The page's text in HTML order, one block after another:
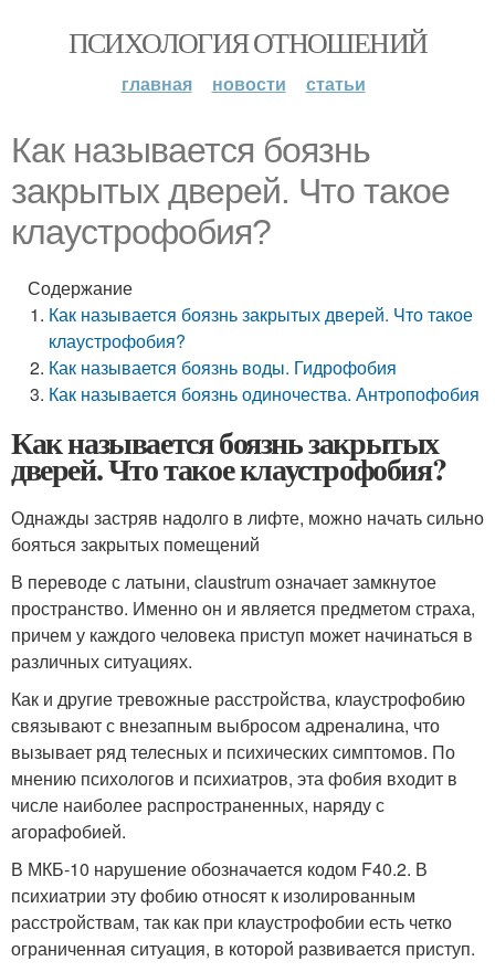
ПСИХОЛОГИЯ ОТНОШЕНИЙ
главная новости статьи
Как называется боязнь
закрытых дверей. Что такое
клаустрофобия?
Содержание
Как называется боязнь закрытых дверей. Что такое
клаустрофобия?
Как называется боязнь воды. Гидрофобия
Как называется боязнь одиночества. Антропофобия
Как называется боязнь закрытых
дверей. Что такое клаустрофобия?
Однажды застряв надолго в лифте, можно начать сильно
бояться закрытых помещений
В переводе с латыни, claustrum означает замкнутое
пространство. Именно он и является предметом страха,
причем у каждого человека приступ может начинаться в
различных ситуациях.
Как и другие тревожные расстройства, клаустрофобию
связывают с внезапным выбросом адреналина, что
вызывает ряд телесных и психических симптомов. По
мнению психологов и психиатров, эта фобия входит в
числе наиболее распространенных, наряду с
агорафобией.
В МКБ-10 нарушение обозначается кодом F40.2. В
психиатрии эту фобию относят к изолированным
расстройствам, так как при клаустрофобии есть четко
ограниченная ситуация, в которой развивается приступ.